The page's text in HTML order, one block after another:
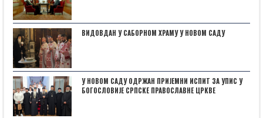
ВИДОВДАН У САБОРНОМ ХРАМУ У НОВОМ САДУ
У НОВОМ САДУ ОДРЖАН ПРИЈЕМНИ ИСПИТ ЗА УПИС У
БОГОСЛОВИЈЕ СРПСКЕ ПРАВОСЛАВНЕ ЦРКВЕ